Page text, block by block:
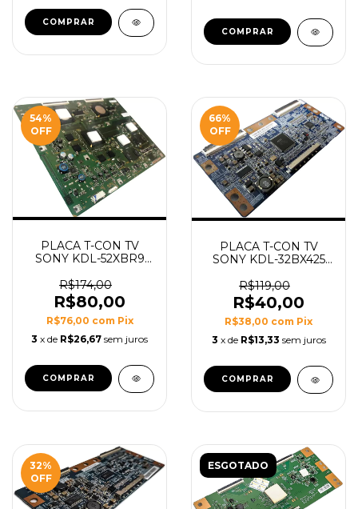
54%
OFF
PLACA T-CON TV
SONY KDL-52XBR9
R$174,00
R$80,00
R$76,00 com Pix
3 x de R$26,67 sem juros
66%
OFF
PLACA T-CON TV
SONY KDL-32BX425
V0 CTRL BD
R$119,00
R$40,00
R$38,00 com Pix
3 x de R$13,33 sem juros
32%
OFF
ESGOTADO